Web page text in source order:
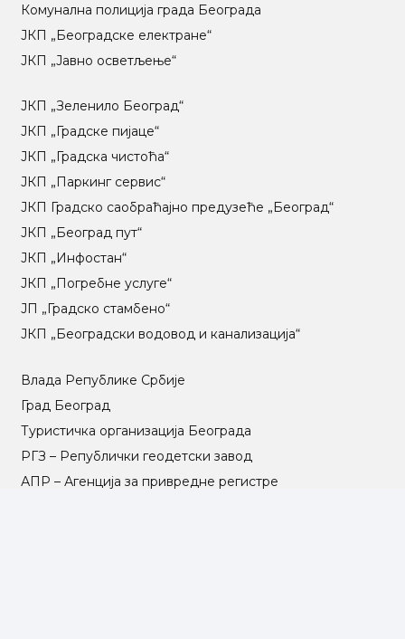
Комунална полиција града Београда
ЈКП „Београдске електране“
ЈКП „Јавно осветљење“
ЈКП „Зеленило Београд“
ЈКП „Градске пијаце“
ЈКП „Градска чистоћа“
ЈКП „Паркинг сервис“
ЈКП Градско саобраћајно предузеће „Београд“
ЈКП „Београд пут“
ЈКП „Инфостан“
ЈКП „Погребне услуге“
ЈП „Градско стамбено“
ЈКП „Београдски водовод и канализација“
Влада Републике Србије
Град Београд
Туристичка организација Београда
РГЗ – Републички геодетски завод
АПР – Агенција за привредне регистре